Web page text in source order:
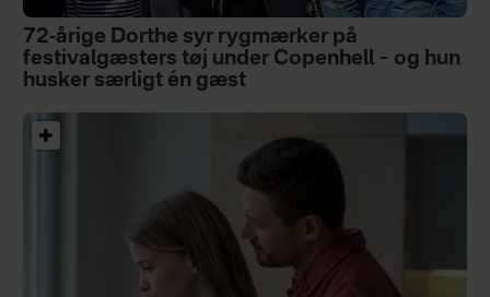
72-årige Dorthe syr rygmærker på
festivalgæsters tøj under Copenhell – og hun
husker særligt én gæst